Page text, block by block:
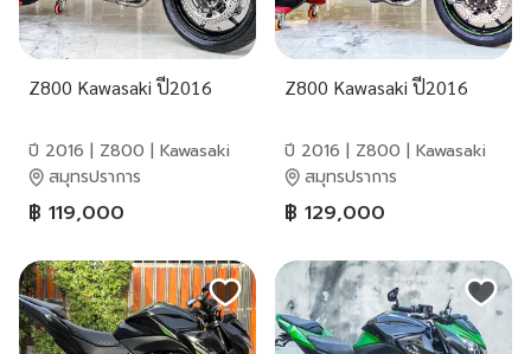
Z800 Kawasaki ปี2016
ปี 2016 | Z800 | Kawasaki
สมุทรปราการ
฿ 119,000
Z800 Kawasaki ปี2016
ปี 2016 | Z800 | Kawasaki
สมุทรปราการ
฿ 129,000